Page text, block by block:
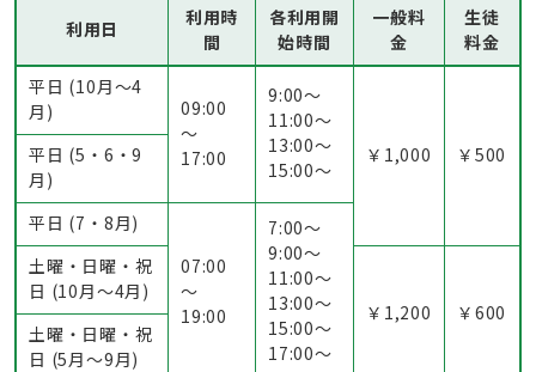
利用日
利用時
間
各利用開
始時間
一般料
金
生徒
料金
平日 (10月～4
月)
09:00
～
17:00
9:00〜
11:00〜
13:00〜
15:00〜
￥1,000 ￥500
平日 (5・6・9
月)
平日 (7・8月)
07:00
～
19:00
7:00〜
9:00〜
11:00〜
13:00〜
15:00〜
17:00〜
土曜・日曜・祝
日 (10月～4月)
￥1,200
￥600
土曜・日曜・祝
日 (5月〜9月)